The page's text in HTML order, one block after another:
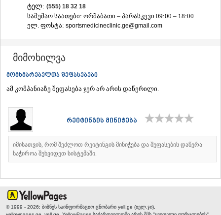
ᲐᲓᲘᲒᲔᲜᲘ
ᲐᲡᲞᲘᲜᲫᲐ
ᲐᲮᲐᲚᲥᲐᲚᲐᲥᲘ
ᲜᲘᲜᲝᲬᲛᲘᲜᲓᲐ
ᲐᲑᲐᲡᲗᲣᲛᲐᲜᲘ
ᲑᲐᲙᲣᲠᲘᲐᲜᲘ
ᲥᲕᲔᲛᲝ ᲥᲐᲠᲗᲚᲘ
ᲒᲐᲠᲓᲐᲑᲐᲜᲘ
ᲓᲛᲐᲜᲘᲡᲘ
ᲗᲔᲗᲠᲘᲬᲧᲐᲠᲝ
ᲛᲐᲠᲜᲔᲣᲚᲘ
ᲠᲣᲡᲗᲐᲕᲘ
ᲬᲐᲚᲙᲐ
ᲙᲐᲡᲞᲘ
ᲥᲐᲠᲔᲚᲘ
ტელ: (555) 18 32 18
სამუშაო საათები: ორშაბათი – პარასკევი 09:00 – 18:00
ელ. ფოსტა: sportsmedicineclinic.ge@gmail.com
მიმოხილვა
მომხმარებელთა შეფასებები
ამ კომპანიაზე შეფასება ჯერ არ არის დაწერილი.
რეიტინგის მინიჭება
იმისათვის, რომ შეძლოთ რეიტინგის მინიჭება და შეფასების დაწერა
საჭიროა შეხვიდეთ სისტემაში.
© 1999 - 2026; ბიზნეს საინფორმაციო ცნობარი yell.ge (იელ.ჯი),